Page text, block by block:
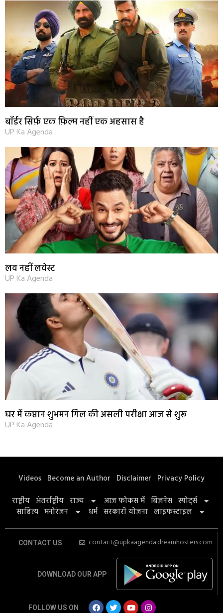
बॉर्डर सिर्फ़ एक फ़िल्म नहीं एक अहसास है
UP Ka Agenda
लव नहीं लवेस्ट
UP Ka Agenda
घर में कप्तान शुभमन गिल की असली परीक्षा आज से शुरू
UP Ka Agenda
Videos Become an Author Disclaimer Privacy Policy
राष्ट्रीय अंतर्राष्ट्रीय राज्य आज फोकस में बिज़नेस स्पोर्ट्स
साहित्य मनोरंजन धर्म सरकारी योजना लाइफस्टाइल
CONTACT US contact@upkaagenda.dreamhosters.com
DOWNLOAD OUR APP
FOLLOW US ON